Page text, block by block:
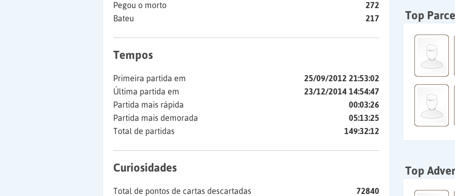
Pegou o morto
272
Bateu
217
Tempos
Primeira partida em
25/09/2012 21:53:02
Última partida em
23/12/2014 14:54:47
Partida mais rápida
00:03:26
Partida mais demorada
05:13:25
Total de partidas
149:32:12
Curiosidades
Total de pontos de cartas descartadas
72840
Top
Top